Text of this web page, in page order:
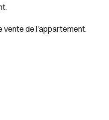
vente de l'appartement.